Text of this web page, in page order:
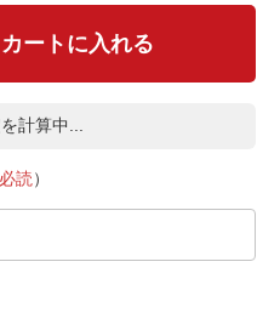
カートに入れる
計算中...
読）